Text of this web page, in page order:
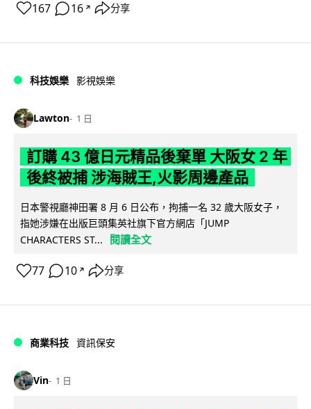
167 16 ↗ 分享
科技娛樂 影視娛樂
Lawton 1 日
訂購 43 億日元精品後棄單 大阪女 2 年
後終被捕 涉海賊王,火影周邊產品
日本警視廳神田署 8 月 6 日公布，拘捕一名 32 歲大阪女子，
指她涉嫌在出版巨頭集英社旗下官方網店「JUMP
CHARACTERS ST...
閱讀全文
77 10 ↗ 分享
商業科技 資訊保安
Vin 1 日